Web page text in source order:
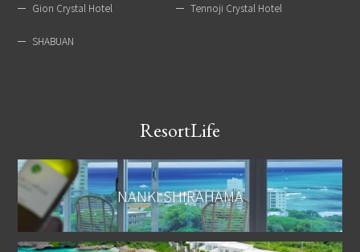
Gion Crystal Hotel Tennoji Crystal Hotel
SHABUAN
ResortLife
NANKI SHIRAHAMA